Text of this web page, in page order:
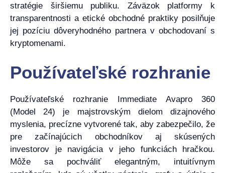
stratégie širšiemu publiku. Záväzok platformy k
transparentnosti a etické obchodné praktiky posilňuje
jej pozíciu dôveryhodného partnera v obchodovaní s
kryptomenami.
Používateľské rozhranie
Používateľské rozhranie Immediate Avapro 360
(Model 24) je majstrovským dielom dizajnového
myslenia, precízne vytvorené tak, aby zabezpečilo, že
pre začínajúcich obchodníkov aj skúsených
investorov je navigácia v jeho funkciách hračkou.
Môže sa pochváliť elegantným, intuitívnym